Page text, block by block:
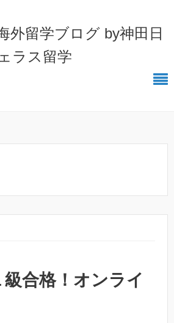
外留学ブログ by神田日
ラス留学
合格！オンライ